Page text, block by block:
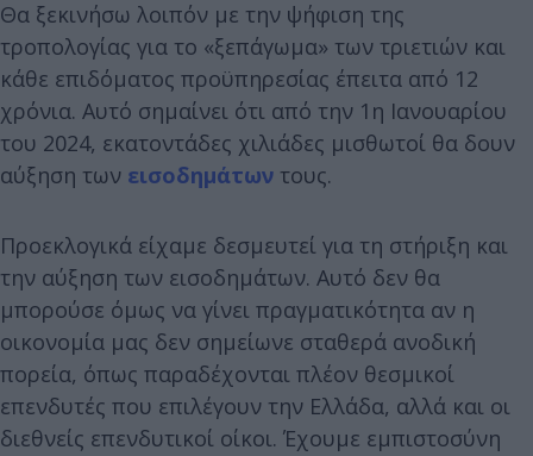
Θα ξεκινήσω λοιπόν με την ψήφιση της
τροπολογίας για το «ξεπάγωμα» των τριετιών και
κάθε επιδόματος προϋπηρεσίας έπειτα από 12
χρόνια. Αυτό σημαίνει ότι από την 1η Ιανουαρίου
του 2024, εκατοντάδες χιλιάδες μισθωτοί θα δουν
αύξηση των εισοδημάτων τους.
Προεκλογικά είχαμε δεσμευτεί για τη στήριξη και
την αύξηση των εισοδημάτων. Αυτό δεν θα
μπορούσε όμως να γίνει πραγματικότητα αν η
οικονομία μας δεν σημείωνε σταθερά ανοδική
πορεία, όπως παραδέχονται πλέον θεσμικοί
επενδυτές που επιλέγουν την Ελλάδα, αλλά και οι
διεθνείς επενδυτικοί οίκοι. Έχουμε εμπιστοσύνη